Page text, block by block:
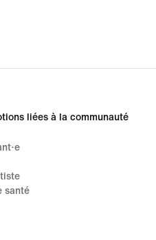
liées à la communauté
santé